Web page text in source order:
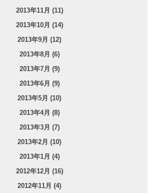
2013年11月 (11)
2013年10月 (14)
2013年9月 (12)
2013年8月 (6)
2013年7月 (9)
2013年6月 (9)
2013年5月 (10)
2013年4月 (8)
2013年3月 (7)
2013年2月 (10)
2013年1月 (4)
2012年12月 (16)
2012年11月 (4)